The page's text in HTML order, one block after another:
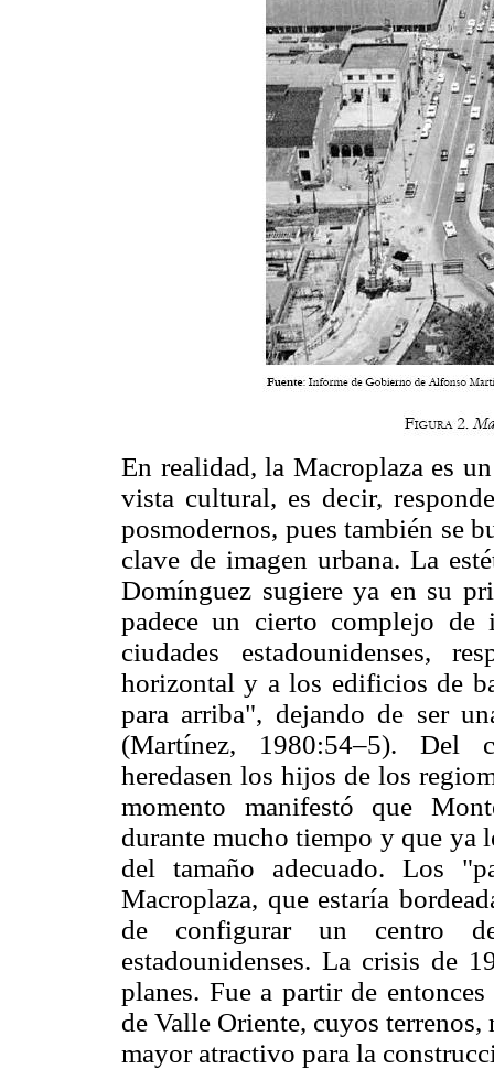
En realidad, la Macroplaza es
vista cultural, es decir,
posmodernos, pues también se
clave de imagen urbana. La
Domínguez sugiere ya en su
padece un cierto complejo de
ciudades estadounidenses,
horizontal y a los edificios de
para arriba", dejando de ser
(Martínez, 1980:54–5). Del
heredasen los hijos de los
momento manifestó que
durante mucho tiempo y que ya
del tamaño adecuado. Los
Macroplaza, que estaría
de configurar un centro
estadounidenses. La crisis de
planes. Fue a partir de
de Valle Oriente, cuyos
mayor atractivo para la